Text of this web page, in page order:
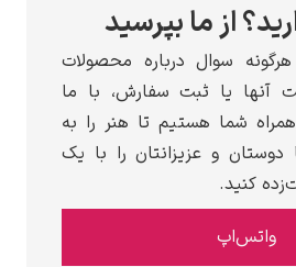
ما بپرسید
درباره محصولات
ثبت سفارش، با ما
هستیم تا هنر را به
عزیزانتان را با یک